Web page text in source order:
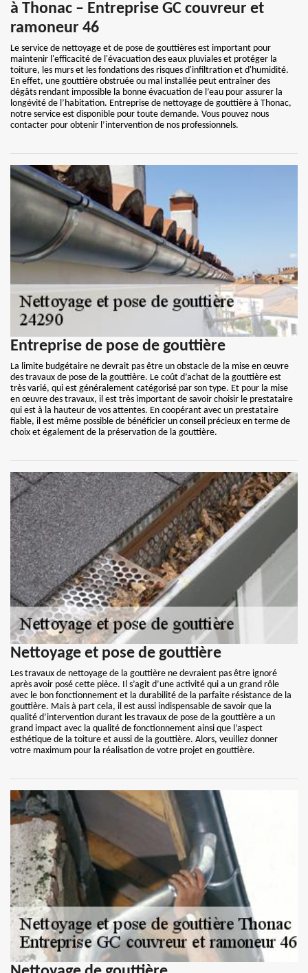
à Thonac – Entreprise GC couvreur et
ramoneur 46
Le service de nettoyage et de pose de gouttières est important pour
maintenir l'efficacité de l'évacuation des eaux pluviales et protéger la
toiture, les murs et les fondations des risques d'infiltration et d'humidité.
En effet, une gouttière obstruée ou mal installée peut entraîner des
dégâts rendant impossible la bonne évacuation de l’eau pour assurer la
longévité de l’habitation. Entreprise de nettoyage de gouttière à Thonac,
notre service est disponible pour toute demande. Vous pouvez nous
contacter pour obtenir l’intervention de nos professionnels.
Entreprise de pose de gouttière
La limite budgétaire ne devrait pas être un obstacle de la mise en œuvre
des travaux de pose de la gouttière. Le coût d’achat de la gouttière est
très varié, qui est généralement catégorisé par son type. Et pour la mise
en œuvre des travaux, il est très important de savoir choisir le prestataire
qui est à la hauteur de vos attentes. En coopérant avec un prestataire
fiable, il est même possible de bénéficier un conseil précieux en terme de
choix et également de la préservation de la gouttière.
Nettoyage et pose de gouttière
Les travaux de nettoyage de la gouttière ne devraient pas être ignoré
après avoir posé cette pièce. Il s’agit d’une activité qui a un grand rôle
avec le bon fonctionnement et la durabilité de la parfaite résistance de la
gouttière. Mais à part cela, il est aussi indispensable de savoir que la
qualité d’intervention durant les travaux de pose de la gouttière a un
grand impact avec la qualité de fonctionnement ainsi que l’aspect
esthétique de la toiture et aussi de la gouttière. Alors, veuillez donner
votre maximum pour la réalisation de votre projet en gouttière.